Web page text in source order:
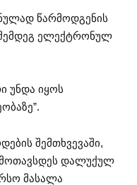
წარმოდგენის
შემდეგ ელექტრონულ
უნდა იყოს
შემთხვევაში,
მოთავსდეს დალუქულ
მასალა